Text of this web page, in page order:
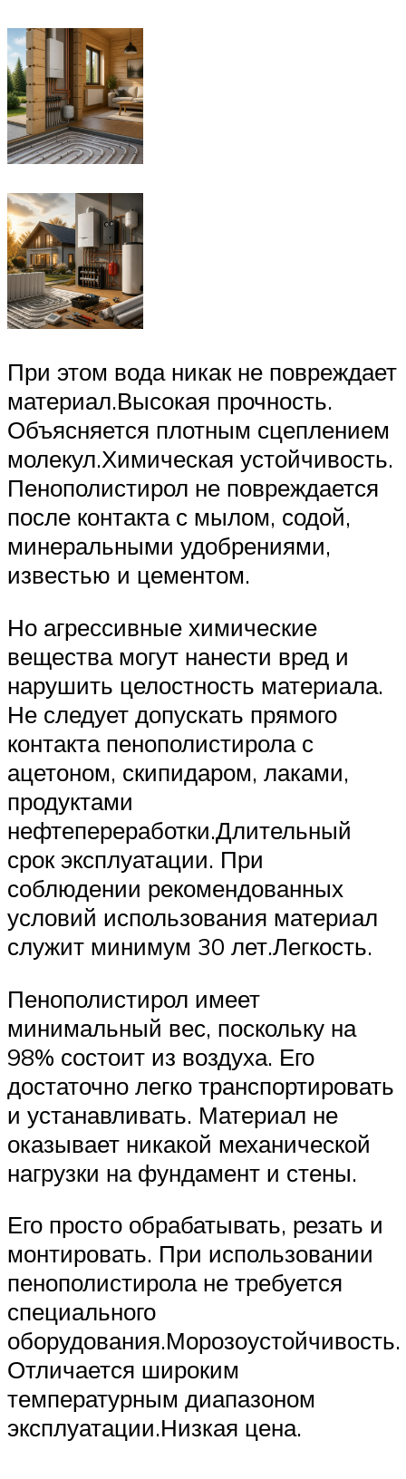
При этом вода никак не повреждает
материал.Высокая прочность.
Объясняется плотным сцеплением
молекул.Химическая устойчивость.
Пенополистирол не повреждается
после контакта с мылом, содой,
минеральными удобрениями,
известью и цементом.
Но агрессивные химические
вещества могут нанести вред и
нарушить целостность материала.
Не следует допускать прямого
контакта пенополистирола с
ацетоном, скипидаром, лаками,
продуктами
нефтепереработки.Длительный
срок эксплуатации. При
соблюдении рекомендованных
условий использования материал
служит минимум 30 лет.Легкость.
Пенополистирол имеет
минимальный вес, поскольку на
98% состоит из воздуха. Его
достаточно легко транспортировать
и устанавливать. Материал не
оказывает никакой механической
нагрузки на фундамент и стены.
Его просто обрабатывать, резать и
монтировать. При использовании
пенополистирола не требуется
специального
оборудования.Морозоустойчивость.
Отличается широким
температурным диапазоном
эксплуатации.Низкая цена.